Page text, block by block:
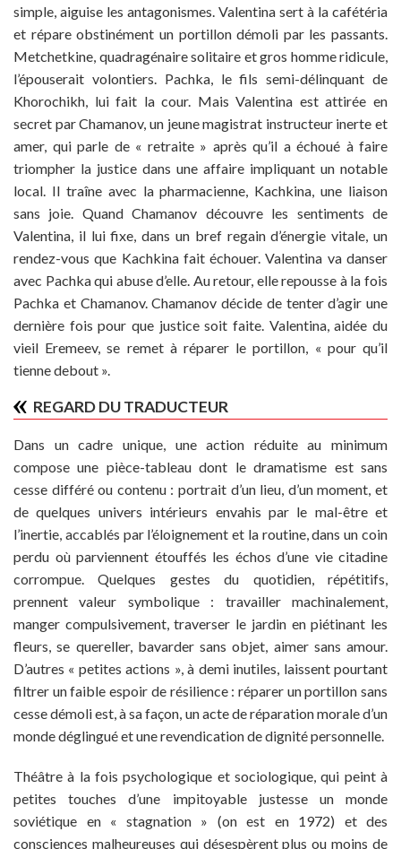
simple, aiguise les antagonismes. Valentina sert à la cafétéria
et répare obstinément un portillon démoli par les passants.
Metchetkine, quadragénaire solitaire et gros homme ridicule,
l’épouserait volontiers. Pachka, le fils semi-délinquant de
Khorochikh, lui fait la cour. Mais Valentina est attirée en
secret par Chamanov, un jeune magistrat instructeur inerte et
amer, qui parle de « retraite » après qu’il a échoué à faire
triompher la justice dans une affaire impliquant un notable
local. Il traîne avec la pharmacienne, Kachkina, une liaison
sans joie. Quand Chamanov découvre les sentiments de
Valentina, il lui fixe, dans un bref regain d’énergie vitale, un
rendez-vous que Kachkina fait échouer. Valentina va danser
avec Pachka qui abuse d’elle. Au retour, elle repousse à la fois
Pachka et Chamanov. Chamanov décide de tenter d’agir une
dernière fois pour que justice soit faite. Valentina, aidée du
vieil Eremeev, se remet à réparer le portillon, « pour qu’il
tienne debout ».
REGARD DU TRADUCTEUR
Dans un cadre unique, une action réduite au minimum
compose une pièce-tableau dont le dramatisme est sans
cesse différé ou contenu : portrait d’un lieu, d’un moment, et
de quelques univers intérieurs envahis par le mal-être et
l’inertie, accablés par l’éloignement et la routine, dans un coin
perdu où parviennent étouffés les échos d’une vie citadine
corrompue. Quelques gestes du quotidien, répétitifs,
prennent valeur symbolique : travailler machinalement,
manger compulsivement, traverser le jardin en piétinant les
fleurs, se quereller, bavarder sans objet, aimer sans amour.
D’autres « petites actions », à demi inutiles, laissent pourtant
filtrer un faible espoir de résilience : réparer un portillon sans
cesse démoli est, à sa façon, un acte de réparation morale d’un
monde déglingué et une revendication de dignité personnelle.
Théâtre à la fois psychologique et sociologique, qui peint à
petites touches d’une impitoyable justesse un monde
soviétique en « stagnation » (on est en 1972) et des
consciences malheureuses qui désespèrent plus ou moins de